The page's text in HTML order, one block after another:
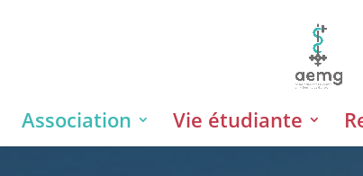
Association Vie étudiante